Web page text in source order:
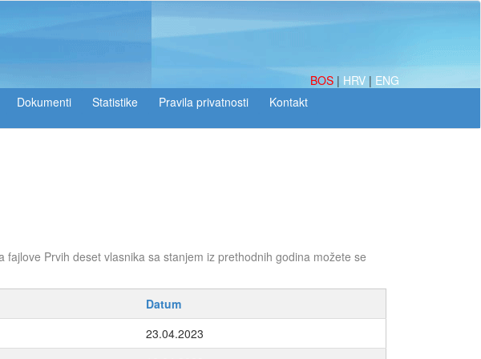
BOS | HRV | ENG
Dokumenti Statistike
Prvih deset vlasnika sa stanjem iz prethodnih godina možete se
Datum
23.04.2023